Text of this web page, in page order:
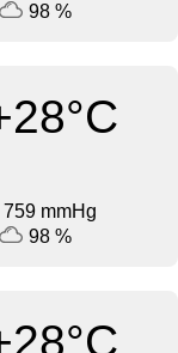
98 %
759 mmHg
98 %